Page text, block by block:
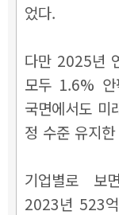
었다.
다만 2025년
모두 1.6% 안
국면에서도 미
정 수준 유지
기업별로 보
2023년 523